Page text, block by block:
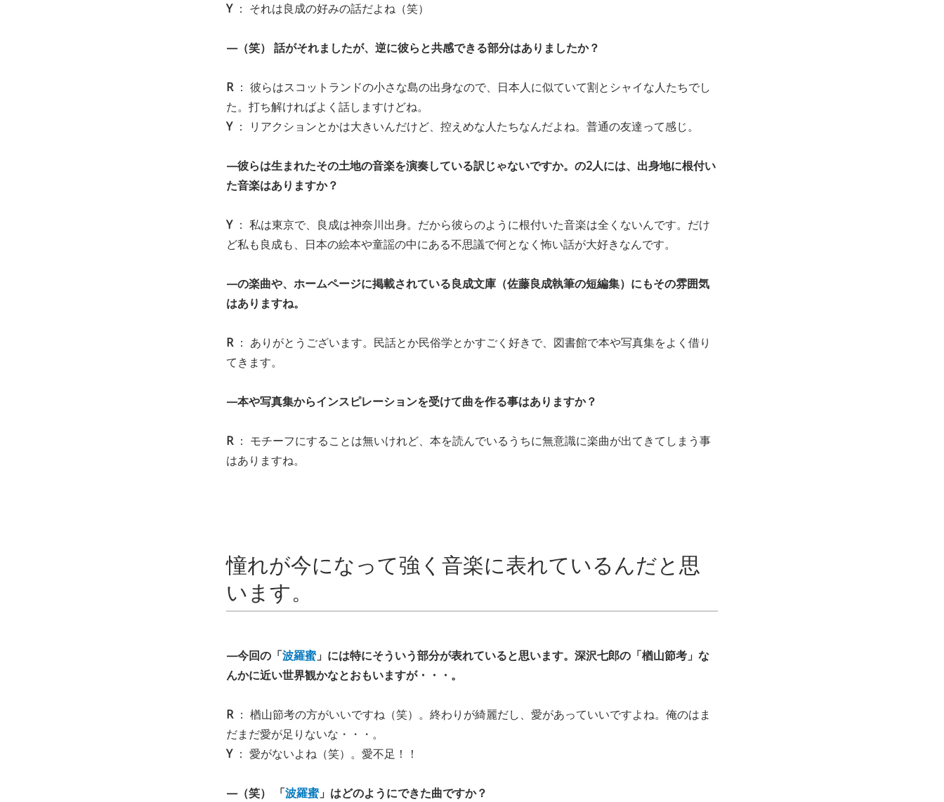
Y： それは良成の好みの話だよね（笑）
—（笑） 話がそれましたが、逆に彼らと共感できる部分はありましたか？
R： 彼らはスコットランドの小さな島の出身なので、日本人に似ていて割とシャイな人たちでし
た。打ち解ければよく話しますけどね。
Y： リアクションとかは大きいんだけど、控えめな人たちなんだよね。普通の友達って感じ。
—彼らは生まれたその土地の音楽を演奏している訳じゃないですか。の2人には、出身地に根付い
た音楽はありますか？
Y： 私は東京で、良成は神奈川出身。だから彼らのように根付いた音楽は全くないんです。だけ
ど私も良成も、日本の絵本や童謡の中にある不思議で何となく怖い話が大好きなんです。
—の楽曲や、ホームページに掲載されている良成文庫（佐藤良成執筆の短編集）にもその雰囲気
はありますね。
R： ありがとうございます。民話とか民俗学とかすごく好きで、図書館で本や写真集をよく借り
てきます。
—本や写真集からインスピレーションを受けて曲を作る事はありますか？
R： モチーフにすることは無いけれど、本を読んでいるうちに無意識に楽曲が出てきてしまう事
はありますね。
憧れが今になって強く音楽に表れているんだと思
います。
—今回の「波羅蜜」には特にそういう部分が表れていると思います。深沢七郎の「楢山節考」な
んかに近い世界観かなとおもいますが・・・。
R： 楢山節考の方がいいですね（笑）。終わりが綺麗だし、愛があっていいですよね。俺のはま
だまだ愛が足りないな・・・。
Y： 愛がないよね（笑）。愛不足！！
—（笑） 「波羅蜜」はどのようにできた曲ですか？